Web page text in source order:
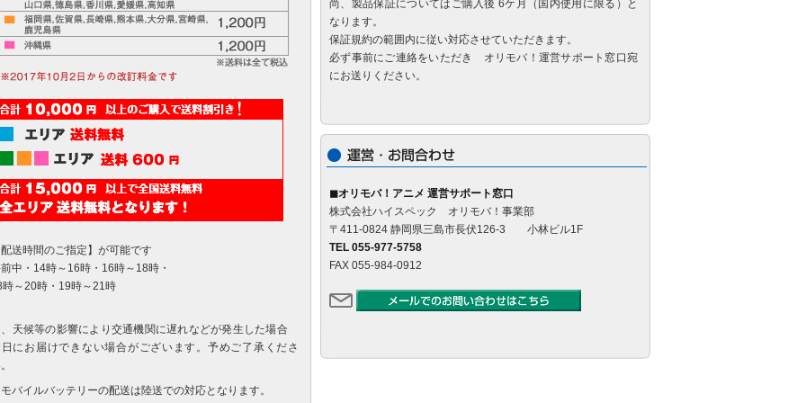
送時間のご指定】が可能です
中・14時～16時・16時～18時・
時～20時・19時～21時
天候等の影響により交通機関に遅れなどが発生した場合
にお届けできない場合がございます。予めご了承くださ
バイルバッテリーの配送は陸送での対応となります。
尚、製品保証についてはご購入後 6ケ月（国内使用に限る）と
なります。
保証規約の範囲内に従い対応させていただきます。
必ず事前にご連絡をいただき オリモバ！運営サポート窓口宛
にお送りください。
◼オリモバ！アニメ 運営サポート窓口
株式会社ハイスペック オリモバ！事業部
〒411-0824 静岡県三島市長伏126-3 小林ビル1F
TEL 055-977-5758
FAX 055-984-0912